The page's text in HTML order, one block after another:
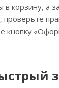
корзину, а
проверьте
кнопку